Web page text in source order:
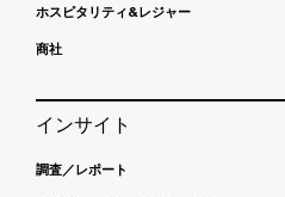
ホスピタリティ&レジャー
商社
インサイト
調査／レポート